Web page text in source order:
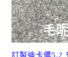
訂製迪卡儂5.2